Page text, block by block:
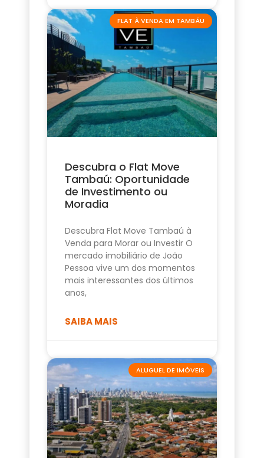
FLAT À VENDA EM TAMBÁU
Descubra o Flat Move
Tambaú: Oportunidade
de Investimento ou
Moradia
Descubra Flat Move Tambaú à
Venda para Morar ou Investir O
mercado imobiliário de João
Pessoa vive um dos momentos
mais interessantes dos últimos
anos,
SAIBA MAIS
ALUGUEL DE IMÓVEIS